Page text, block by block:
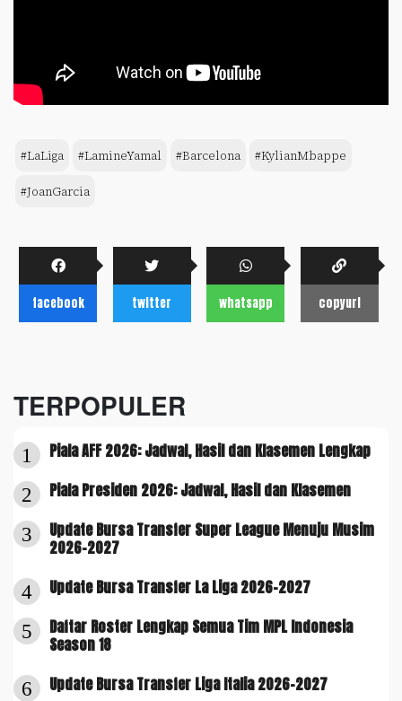
#LaLiga #LamineYamal #Barcelona #KylianMbappe
#JoanGarcia
facebook twitter whatsapp copyurl
TERPOPULER
1 Piala AFF 2026: Jadwal, Hasil dan Klasemen Lengkap
2 Piala Presiden 2026: Jadwal, Hasil dan Klasemen
3
Update Bursa Transfer Super League Menuju Musim
2026-2027
4 Update Bursa Transfer La Liga 2026-2027
5
Daftar Roster Lengkap Semua Tim MPL Indonesia
Season 18
6 Update Bursa Transfer Liga Italia 2026-2027